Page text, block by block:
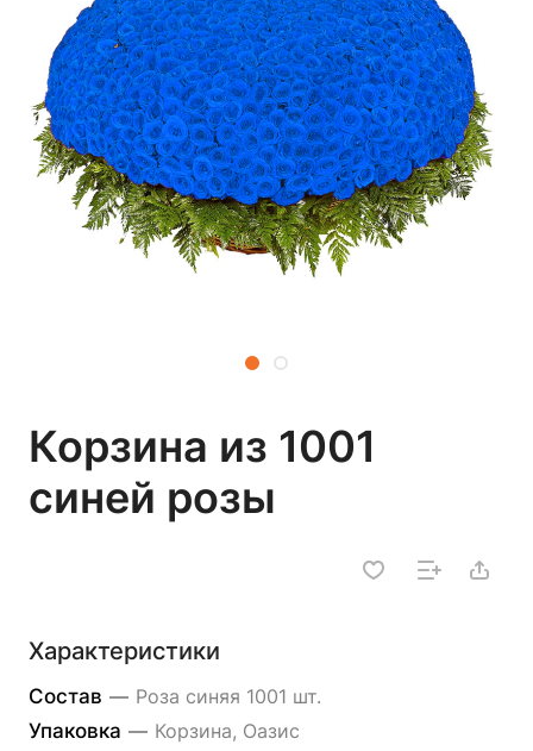
Корзина из 1001
синей розы
Характеристики
Состав — Роза синяя 1001 шт.
Упаковка — Корзина, Оазис